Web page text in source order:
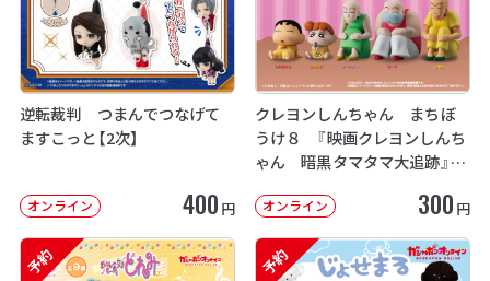
逆転裁判 つまんでつなげて
ますこっと【2次】
オンライン 400 円
クレヨンしんちゃん まちぼ
うけ８ 『映画クレヨンしんち
ゃん 暗黒タマタマ大追跡』【2
オンライン 300 円
予約 予約